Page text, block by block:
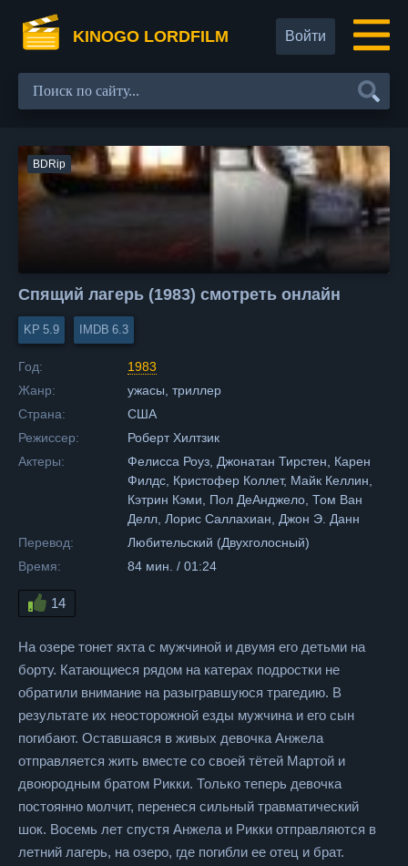
KINOGO LORDFILM Войти
BDRip
Спящий лагерь (1983) смотреть онлайн
5.9 6.3
Год:
1983
Жанр:
ужасы, триллер
Страна:
США
Режиссер:
Роберт Хилтзик
Актеры:
Фелисса Роуз, Джонатан Тирстен, Карен
Филдс, Кристофер Коллет, Майк Келлин,
Кэтрин Кэми, Пол ДеАнджело, Том Ван
Делл, Лорис Саллахиан, Джон Э. Данн
Перевод:
Любительский (Двухголосный)
Время:
84 мин. / 01:24
14
На озере тонет яхта с мужчиной и двумя его детьми на
борту. Катающиеся рядом на катерах подростки не
обратили внимание на разыгравшуюся трагедию. В
результате их неосторожной езды мужчина и его сын
погибают. Оставшаяся в живых девочка Анжела
отправляется жить вместе со своей тётей Мартой и
двоюродным братом Рикки. Только теперь девочка
постоянно молчит, перенеся сильный травматический
шок. Восемь лет спустя Анжела и Рикки отправляются в
летний лагерь, на озеро, где погибли ее отец и брат.